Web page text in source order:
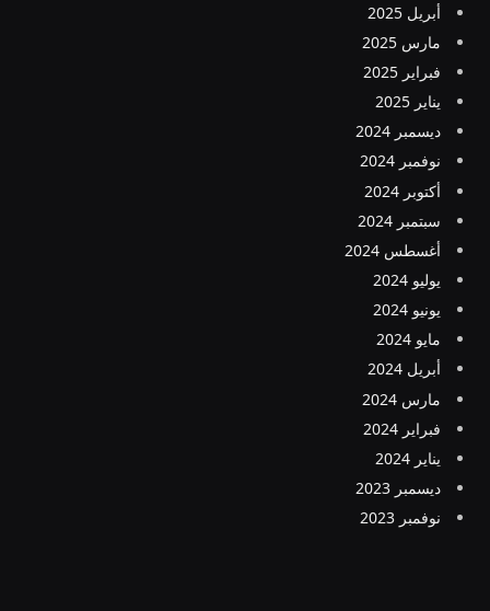
أبريل 2025
مارس 2025
فبراير 2025
يناير 2025
ديسمبر 2024
نوفمبر 2024
أكتوبر 2024
سبتمبر 2024
أغسطس 2024
يوليو 2024
يونيو 2024
مايو 2024
أبريل 2024
مارس 2024
فبراير 2024
يناير 2024
ديسمبر 2023
نوفمبر 2023